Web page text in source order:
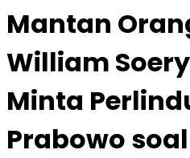
Mantan
William
Minta
Prabowo